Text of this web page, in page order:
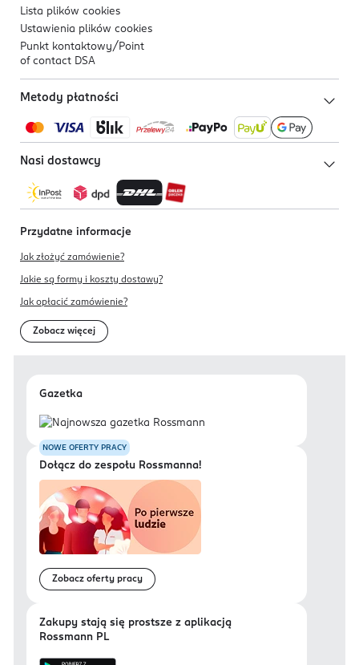
Lista plików cookies
Ustawienia plików cookies
Punkt kontaktowy/ Point
of contact DSA
Metody płatności
Nasi dostawcy
Przydatne informacje
Jak złożyć zamówienie?
Jakie są formy i koszty dostawy?
Jak opłacić zamówienie?
Zobacz więcej
Gazetka
NOWE OFERTY PRACY
Dołącz do zespołu Rossmanna!
Zobacz oferty pracy
Zakupy stają się prostsze z aplikacją
Rossmann PL